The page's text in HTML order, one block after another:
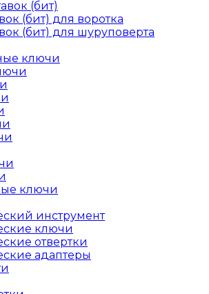
(бит)
(бит) для воротка
(бит) для шуруповерта
ключи
ключи
инструмент
ключи
отвертки
адаптеры